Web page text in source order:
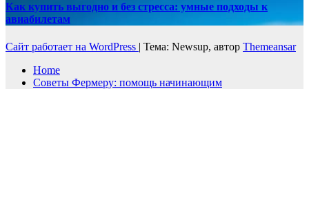
Как купить выгодно и без стресса: умные подходы к
авиабилетам
Сайт работает на WordPress | Тема: Newsup, автор Themeansar
Home
Советы Фермеру: помощь начинающим